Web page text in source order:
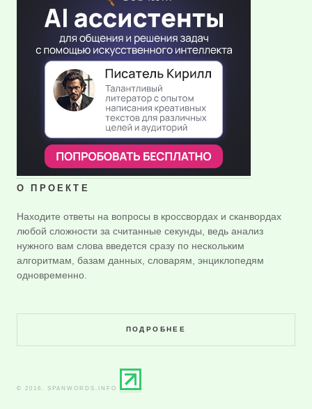
О ПРОЕКТЕ
Находите ответы на вопросы в кроссвордах и сканвордах
любой сложности за считанные секунды, ведь анализ
нужного вам слова введется сразу по нескольким
алгоритмам, базам данных, словарям, энциклопедям
одновременно.
ПОДРОБНЕЕ
© 2016. SPANWORDS.INFO